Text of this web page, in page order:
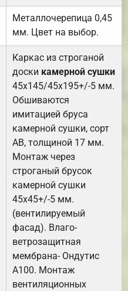
Металлочерепица 0,45
мм. Цвет на выбор.
Каркас из строганой
доски камерной сушки
45х145/45х195+/-5 мм.
Обшиваются
имитацией бруса
камерной сушки, сорт
АВ, толщиной 17 мм.
Монтаж через
строганый брусок
камерной сушки
45х45+/-5 мм.
(вентилируемый
фасад). Влаго-
ветрозащитная
мембрана- Ондутис
А100. Монтаж
вентиляционных